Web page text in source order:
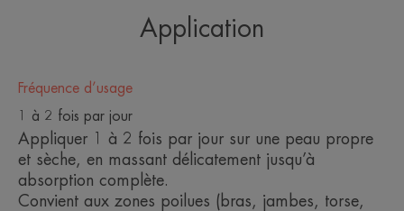
environnementales
Emballage comportant au moins 35% de matières
recyclées*
Emballage entièrement recyclable**
Application
Fréquence d’usage
1 à 2 fois par jour
Appliquer 1 à 2 fois par jour sur une peau propre
et sèche, en massant délicatement jusqu’à
absorption complète.
Convient aux zones poilues (bras, jambes, torse,